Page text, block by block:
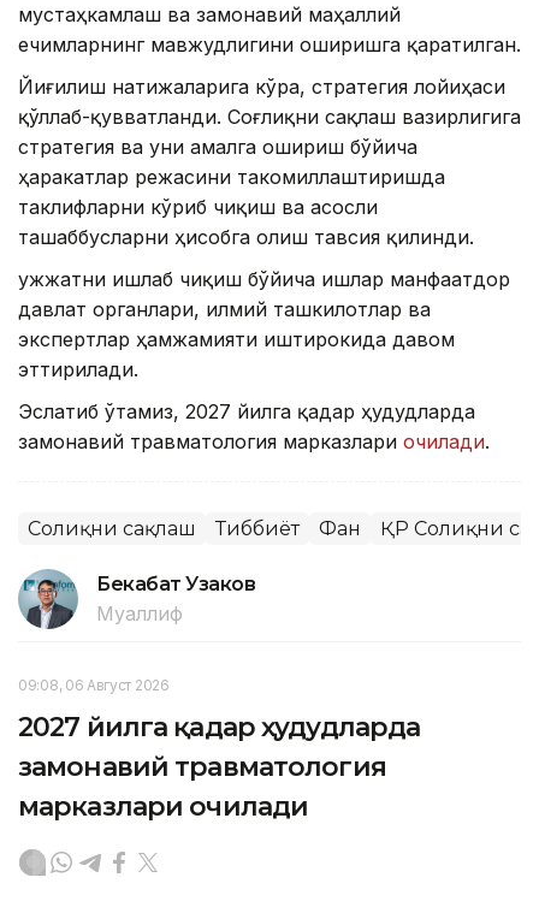
мустаҳкамлаш ва замонавий маҳаллий
ечимларнинг мавжудлигини оширишга қаратилган.
Йиғилиш натижаларига кўра, стратегия лойиҳаси
қўллаб-қувватланди. Соғлиқни сақлаш вазирлигига
стратегия ва уни амалга ошириш бўйича
ҳаракатлар режасини такомиллаштиришда
таклифларни кўриб чиқиш ва асосли
ташаббусларни ҳисобга олиш тавсия қилинди.
Ҳужжатни ишлаб чиқиш бўйича ишлар манфаатдор
давлат органлари, илмий ташкилотлар ва
экспертлар ҳамжамияти иштирокида давом
эттирилади.
Эслатиб ўтамиз, 2027 йилга қадар ҳудудларда
замонавий травматология марказлари очилади.
Соғлиқни сақлаш Тиббиёт Фан ҚР Соғлиқни
Бекабат Узаков
Муаллиф
09:08, 06 Август 2026
2027 йилга қадар ҳудудларда
замонавий травматология
марказлари очилади